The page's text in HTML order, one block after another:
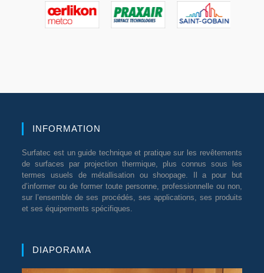
INFORMATION
Surfatec est un guide technique et pratique sur les revêtements
de surfaces par projection thermique, plus connus sous les
termes usuels de métallisation ou shoopage. Il a pour but
d’informer ou de former toute personne, professionnelle ou non,
sur l’ensemble de ses procédés, ses applications, ses produits
et ses équipements spécifiques.
DIAPORAMA